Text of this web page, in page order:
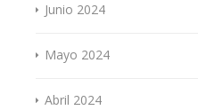
Junio 2024
Mayo 2024
Abril 2024